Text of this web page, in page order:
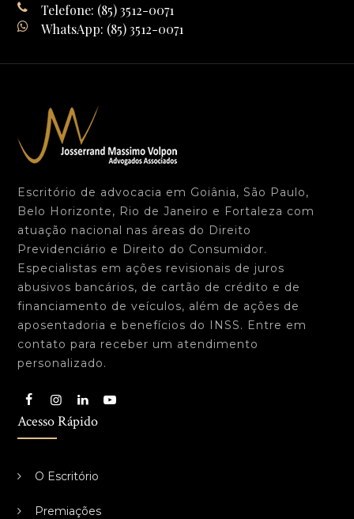
Telefone: (85) 3512-0071
WhatsApp: (85) 3512-0071
Escritório de advocacia em Goiânia, São Paulo,
Belo Horizonte, Rio de Janeiro e Fortaleza com
atuação nacional nas áreas do Direito
Previdenciário e Direito do Consumidor.
Especialistas em ações revisionais de juros
abusivos bancários, de cartão de crédito e de
financiamento de veículos, além de ações de
aposentadoria e benefícios do INSS. Entre em
contato para receber um atendimento
personalizado.
Acesso Rápido
O Escritório
Premiações